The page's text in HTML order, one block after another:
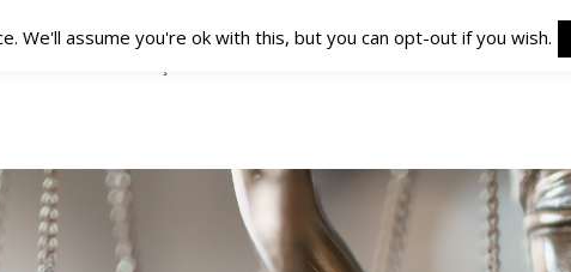
We'll assume you're ok with this, but you can opt-out if you wish.